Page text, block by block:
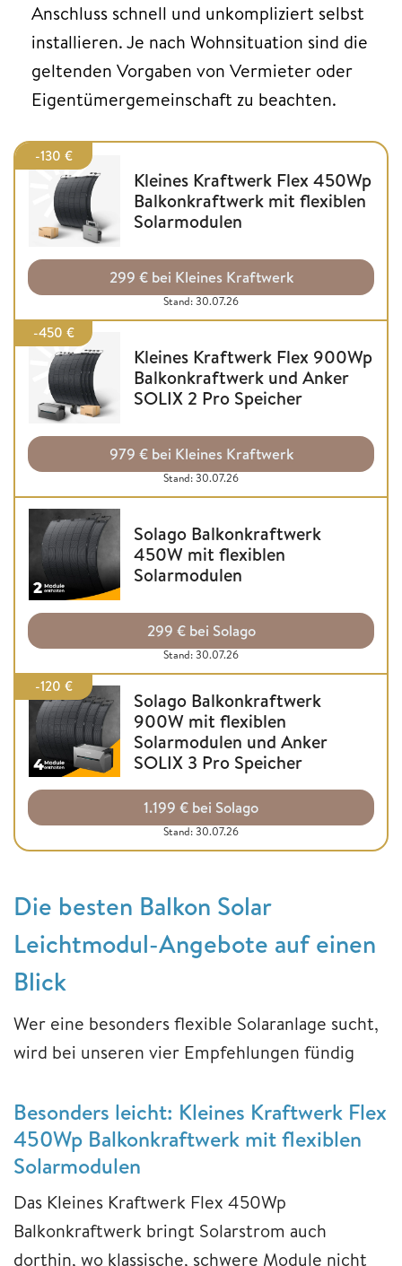
Anschluss schnell und unkompliziert selbst
installieren. Je nach Wohnsituation sind die
geltenden Vorgaben von Vermieter oder
Eigentümergemeinschaft zu beachten.
-130 €
Kleines Kraftwerk Flex 450Wp
Balkonkraftwerk mit flexiblen
Solarmodulen
299 € bei Kleines Kraftwerk
Stand: 30.07.26
-450 €
Kleines Kraftwerk Flex 900Wp
Balkonkraftwerk und Anker
SOLIX 2 Pro Speicher
979 € bei Kleines Kraftwerk
Stand: 30.07.26
Solago Balkonkraftwerk
450W mit flexiblen
Solarmodulen
299 € bei Solago
Stand: 30.07.26
-120 €
Solago Balkonkraftwerk
900W mit flexiblen
Solarmodulen und Anker
SOLIX 3 Pro Speicher
1.199 € bei Solago
Stand: 30.07.26
Die besten Balkon Solar
Leichtmodul-Angebote auf einen
Blick
Wer eine besonders flexible Solaranlage sucht,
wird bei unseren vier Empfehlungen fündig
Besonders leicht: Kleines Kraftwerk Flex
450Wp Balkonkraftwerk mit flexiblen
Solarmodulen
Das Kleines Kraftwerk Flex 450Wp
Balkonkraftwerk bringt Solarstrom auch
dorthin, wo klassische, schwere Module nicht